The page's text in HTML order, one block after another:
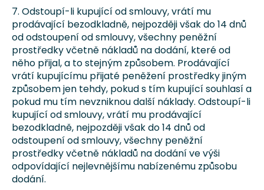
7. Odstoupí-li kupující od smlouvy, vrátí mu
prodávající bezodkladně, nejpozději však do 14 dnů
od odstoupení od smlouvy, všechny peněžní
prostředky včetně nákladů na dodání, které od
něho přijal, a to stejným způsobem. Prodávající
vrátí kupujícímu přijaté peněžení prostředky jiným
způsobem jen tehdy, pokud s tím kupující souhlasí a
pokud mu tím nevzniknou další náklady. Odstoupí-li
kupující od smlouvy, vrátí mu prodávající
bezodkladně, nejpozději však do 14 dnů od
odstoupení od smlouvy, všechny peněžní
prostředky včetně nákladů na dodání ve výši
odpovídající nejlevnějšímu nabízenému způsobu
dodání.